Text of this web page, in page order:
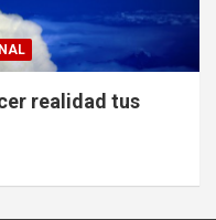
realidad tus